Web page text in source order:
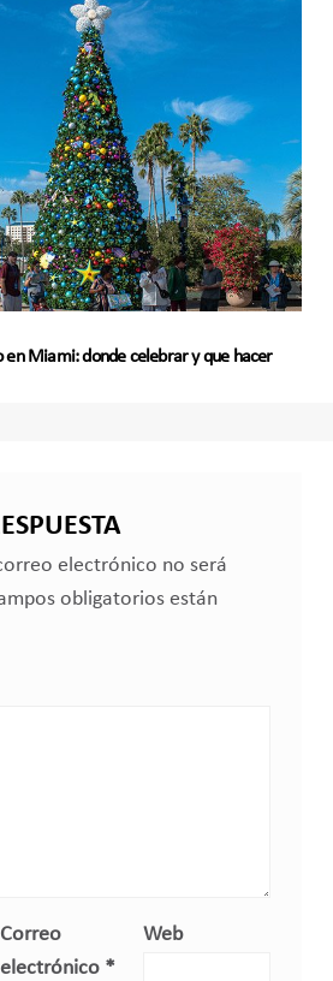
en Miami: donde celebrar y que hacer
electrónico no será
obligatorios están
Correo
electrónico *
Web